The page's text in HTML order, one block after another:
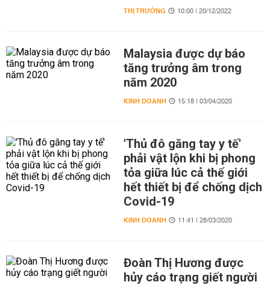
THỊ TRƯỜNG 10:00 | 20/12/2022
Malaysia được dự báo
tăng trưởng âm trong
năm 2020
KINH DOANH 15:18 | 03/04/2020
'Thủ đô găng tay y tế'
phải vật lộn khi bị phong
tỏa giữa lúc cả thế giới
hết thiết bị để chống dịch
Covid-19
KINH DOANH 11:41 | 28/03/2020
Đoàn Thị Hương được
hủy cáo trạng giết người